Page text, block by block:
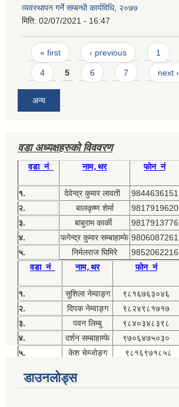
व्यवस्थापन गर्ने सम्बन्धी कार्यविधि, २०७७
मिति: 02/07/2021 - 16:47
Pages
« first ‹ previous 1
4 5 6 7 next ›
अन्य
वडा अध्यक्षहरुको विववरण
वडा नं नाम,थर फोन नं
१. देवेन्द्र कुमार लावती
9844636151
२.
बालकृष्ण शेर्मा
9817919620
३.
बाबुराम कार्की
9817913776
४.
फगेन्द्र कुमार सम्बाहाम्फे 9806087261
५.
निर्मलराज घिमिरे 9852062216
वडा नं नाम,थर फोन नं
१. सुशिला नेम्वाङ्ग
९८१६७६३०४६
२.
दिपक नेम्वाङ्ग
९८२४९८१७१७
३.
पवन लिम्बु
९८४०३४८३९८
४.
दर्शन सम्बाहाम्फे
९७०६४७५०३०
५.
केश चेम्जोङ्ग ९८१६९७१८५८
डाउनलोड्स